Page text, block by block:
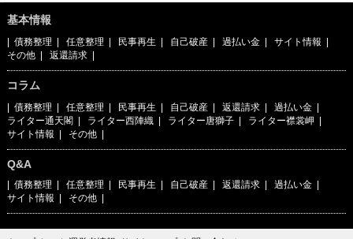
基本情報
債務整理 任意整理 民事再生 自己破産| 過払い金| サイト情報
その他| 返還請求|
コラム
債務整理 任意整理 民事再生 自己破産| 返還請求| 過払い金|
ライター通天閣
ライター西陣織| ライター唐獅子| ライター襟裳岬
サイト情報
その他|
Q&A
債務整理 任意整理 民事再生 自己破産| 返還請求| 過払い金|
サイト情報
その他|